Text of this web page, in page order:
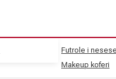
Futrole i
Makeup koferi